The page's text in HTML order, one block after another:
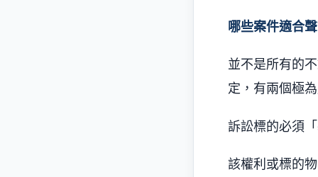
哪些案件適合
並不是所有的
定，有兩個極
訴訟標的必須
該權利或標的